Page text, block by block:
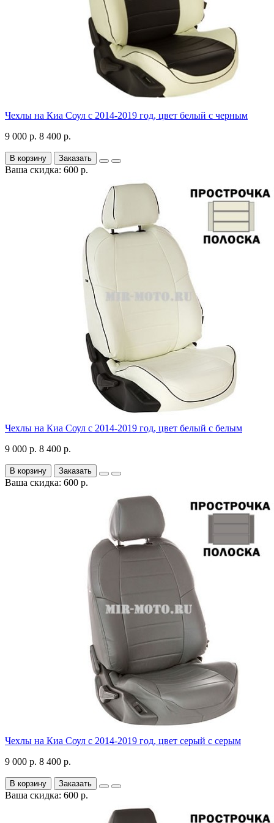
Чехлы на Киа Соул с 2014-2019 год, цвет белый с черным
9 000 р. 8 400 р.
В корзину Заказать
Ваша скидка: 600 р.
Чехлы на Киа Соул с 2014-2019 год, цвет белый с белым
9 000 р. 8 400 р.
В корзину Заказать
Ваша скидка: 600 р.
Чехлы на Киа Соул с 2014-2019 год, цвет серый с серым
9 000 р. 8 400 р.
В корзину Заказать
Ваша скидка: 600 р.